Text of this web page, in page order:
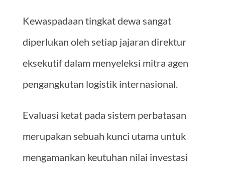
Kewaspadaan tingkat dewa sangat
diperlukan oleh setiap jajaran direktur
eksekutif dalam menyeleksi mitra agen
pengangkutan logistik internasional.
Evaluasi ketat pada sistem perbatasan
merupakan sebuah kunci utama untuk
mengamankan keutuhan nilai investasi